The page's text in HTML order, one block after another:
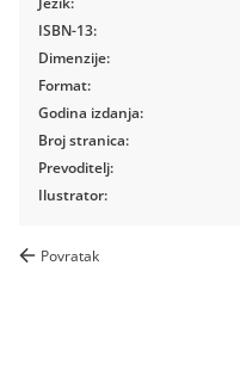
ISBN-13:
Dimenzije:
Format:
Godina izdanja:
Broj stranica:
Prevoditelj:
Ilustrator:
Povratak